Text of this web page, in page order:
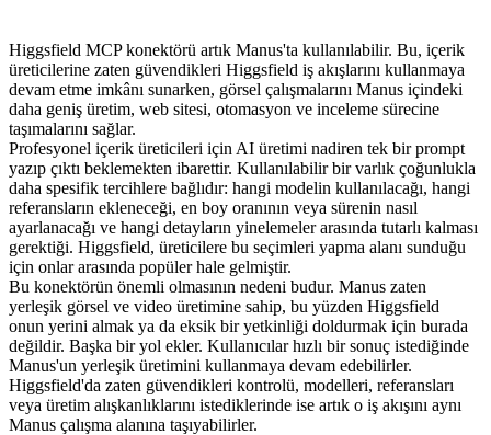
Higgsfield MCP konektörü artık Manus'ta kullanılabilir. Bu, içerik
üreticilerine zaten güvendikleri Higgsfield iş akışlarını kullanmaya
devam etme imkânı sunarken, görsel çalışmalarını Manus içindeki
daha geniş üretim, web sitesi, otomasyon ve inceleme sürecine
taşımalarını sağlar.
Profesyonel içerik üreticileri için AI üretimi nadiren tek bir prompt
yazıp çıktı beklemekten ibarettir. Kullanılabilir bir varlık çoğunlukla
daha spesifik tercihlere bağlıdır: hangi modelin kullanılacağı, hangi
referansların ekleneceği, en boy oranının veya sürenin nasıl
ayarlanacağı ve hangi detayların yinelemeler arasında tutarlı kalması
gerektiği. Higgsfield, üreticilere bu seçimleri yapma alanı sunduğu
için onlar arasında popüler hale gelmiştir.
Bu konektörün önemli olmasının nedeni budur. Manus zaten
yerleşik görsel ve video üretimine sahip, bu yüzden Higgsfield
onun yerini almak ya da eksik bir yetkinliği doldurmak için burada
değildir. Başka bir yol ekler. Kullanıcılar hızlı bir sonuç istediğinde
Manus'un yerleşik üretimini kullanmaya devam edebilirler.
Higgsfield'da zaten güvendikleri kontrolü, modelleri, referansları
veya üretim alışkanlıklarını istediklerinde ise artık o iş akışını aynı
Manus çalışma alanına taşıyabilirler.